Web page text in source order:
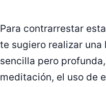
Para contrarrestar
te sugiero realizar
sencilla pero
meditación, el uso de